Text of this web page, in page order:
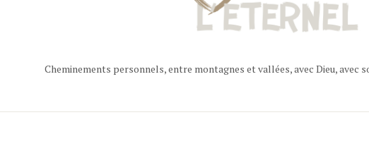
Cheminements personnels, entre montagnes et vallées, avec Dieu, avec